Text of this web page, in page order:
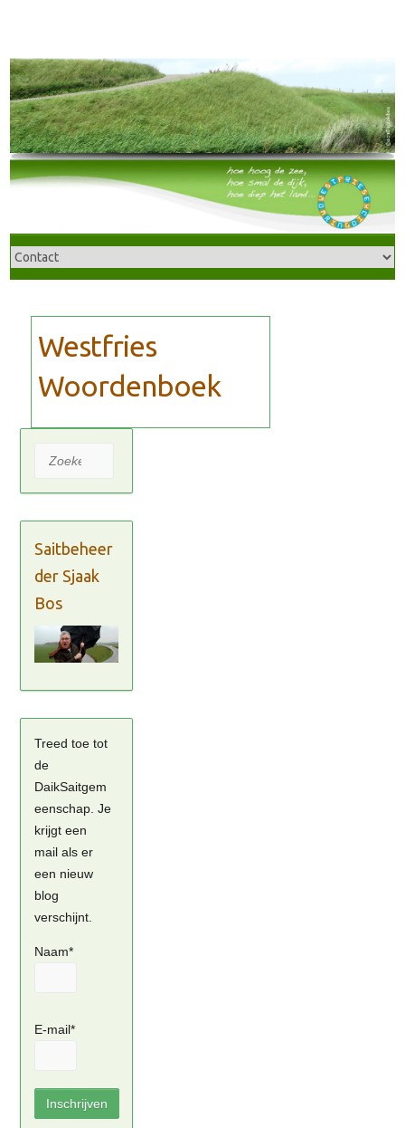
Zoeken
Saitbeheer
der Sjaak
Bos
Treed toe tot
de
DaikSaitgem
eenschap. Je
krijgt een
mail als er
een nieuw
blog
verschijnt.
Naam*
E-mail*